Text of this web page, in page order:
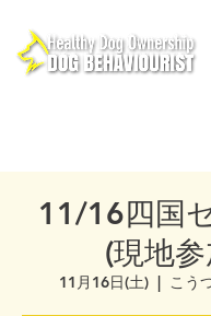
11/16四国
(現地
11月16日(土)
  |
こう